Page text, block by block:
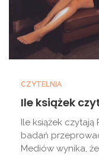
CZYTELNIA
Ile książek
Ile książek czytają
badań
Mediów wynika,